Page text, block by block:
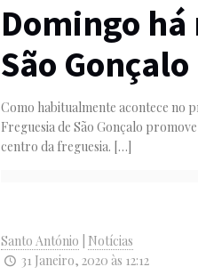
Domingo
São Gonçalo
Como habitualmente acontece no
Freguesia de São Gonçalo
centro da freguesia. […]
Santo António
Notícias
31 Janeiro, 2020 às 12:12